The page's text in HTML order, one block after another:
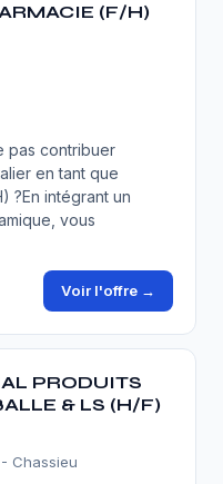
(F/H)
pas contribuer
en tant que
?En intégrant un
vous
Voir l'offre →
PRODUITS
& LS (H/F)
- Chassieu